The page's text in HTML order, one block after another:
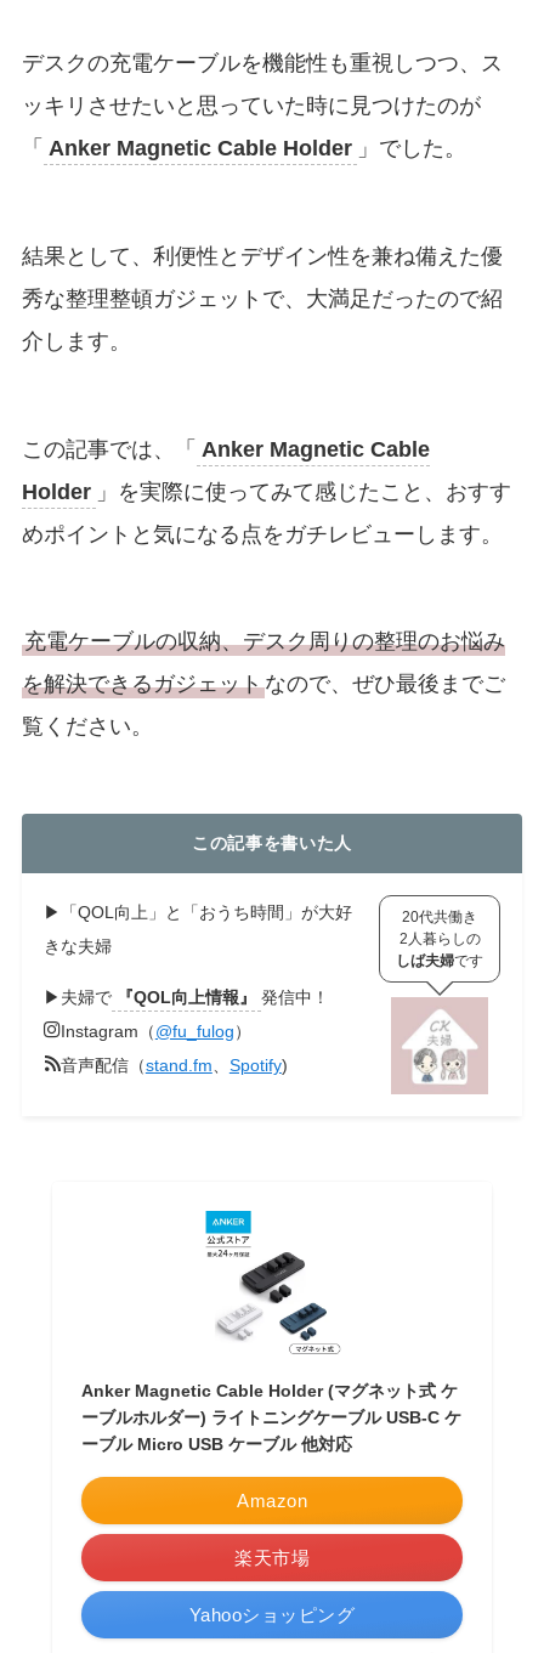
デスクの充電ケーブルを機能性も重視しつつ、ス
ッキリさせたいと思っていた時に見つけたのが
「 Anker Magnetic Cable Holder 」でした。
結果として、利便性とデザイン性を兼ね備えた優
秀な整理整頓ガジェットで、大満足だったので紹
介します。
この記事では、「 Anker Magnetic Cable
Holder 」を実際に使ってみて感じたこと、おすす
めポイントと気になる点をガチレビューします。
充電ケーブルの収納、デスク周りの整理のお悩み
を解決できるガジェットなので、ぜひ最後までご
覧ください。
この記事を書いた人
▶︎「QOL向上」と「おうち時間」が大好
きな夫婦
▶︎夫婦で 『QOL向上情報』
発信中！
Instagram（@fu_fulog）
音声配信（stand.fm Spotify)
20代共働き
2人暮らしの
しば夫婦です
Anker Magnetic Cable Holder (マグネット式 ケ
ーブルホルダー) ライトニングケーブル USB-C ケ
ーブル Micro USB ケーブル 他対応
Amazon
楽天市場
Yahooショッピング